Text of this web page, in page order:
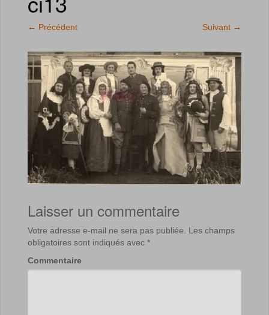
← Précédent Suivant →
Laisser un commentaire
Votre adresse e-mail ne sera pas publiée.
Les champs
obligatoires sont indiqués avec *
Commentaire